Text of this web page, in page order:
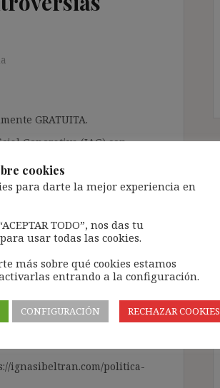
GRATUITA.
Generativa (IAG) con
ningún respeto por los
únicamente a las
unos segundos a través,
barra de MENÚ; o bien, en
deberán verificar la
registrado (según
ignasibeltran.com/politica-
cookies
para darte la mejor experiencia en
TODO”, nos das tu
usar todas las cookies.
más sobre qué cookies estamos
entrando a la configuración.
CONFIGURACIÓN RECHAZAR COOKIES